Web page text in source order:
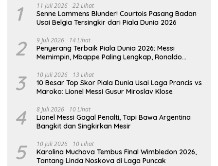
1 11 Juli 2026 22 Lihat
Senne Lammens Blunder! Courtois Pasang Badan
Usai Belgia Tersingkir dari Piala Dunia 2026
2 9 Juli 2026 14 Lihat
Penyerang Terbaik Piala Dunia 2026: Messi
Memimpin, Mbappe Paling Lengkap, Ronaldo
3 10 Juli 2026 13 Lihat
10 Besar Top Skor Piala Dunia Usai Laga Prancis vs
Maroko: Lionel Messi Gusur Miroslav Klose
4 8 Juli 2026 10 Lihat
Lionel Messi Gagal Penalti, Tapi Bawa Argentina
Bangkit dan Singkirkan Mesir
5 10 Juli 2026 10 Lihat
Karolina Muchova Tembus Final Wimbledon 2026,
Tantang Linda Noskova di Laga Puncak